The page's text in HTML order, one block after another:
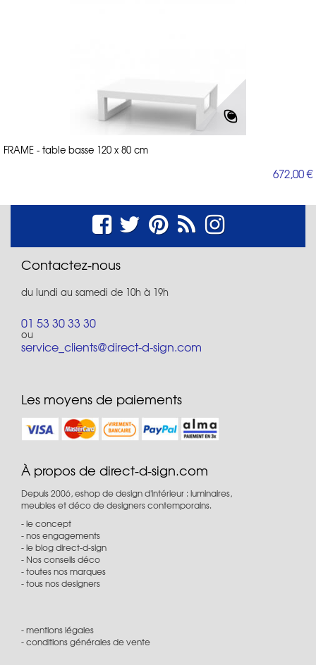
FRAME - table basse 120 x 80 cm
672,00 €
Contactez-nous
du lundi au samedi de 10h à 19h
01 53 30 33 30
ou
service_clients@direct-d-sign.com
Les moyens de paiements
À propos de direct-d-sign.com
Depuis 2006, eshop de design d'intérieur : luminaires,
meubles et déco de designers contemporains.
le concept
nos engagements
le blog direct-d-sign
Nos conseils déco
toutes nos marques
tous nos designers
mentions légales
conditions générales de vente